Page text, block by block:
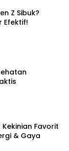
Z Sibuk?
Efektif!
Favorit